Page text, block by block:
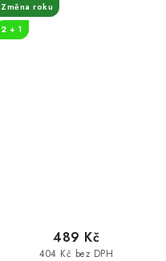
Změna roku
2 + 1
404 Kč bez DPH
489 Kč